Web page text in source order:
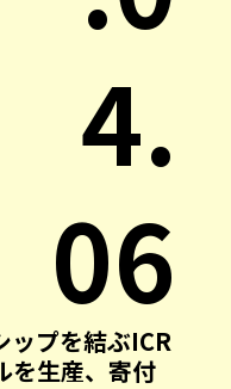
4.
06
ップを結ぶICR
を生産、寄付